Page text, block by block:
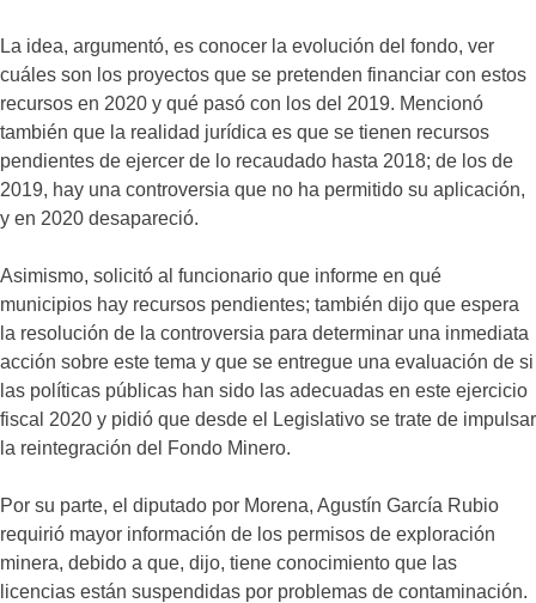
La idea, argumentó, es conocer la evolución del fondo, ver
cuáles son los proyectos que se pretenden financiar con estos
recursos en 2020 y qué pasó con los del 2019. Mencionó
también que la realidad jurídica es que se tienen recursos
pendientes de ejercer de lo recaudado hasta 2018; de los de
2019, hay una controversia que no ha permitido su aplicación,
y en 2020 desapareció.
Asimismo, solicitó al funcionario que informe en qué
municipios hay recursos pendientes; también dijo que espera
la resolución de la controversia para determinar una inmediata
acción sobre este tema y que se entregue una evaluación de si
las políticas públicas han sido las adecuadas en este ejercicio
fiscal 2020 y pidió que desde el Legislativo se trate de impulsar
la reintegración del Fondo Minero.
Por su parte, el diputado por Morena, Agustín García Rubio
requirió mayor información de los permisos de exploración
minera, debido a que, dijo, tiene conocimiento que las
licencias están suspendidas por problemas de contaminación.